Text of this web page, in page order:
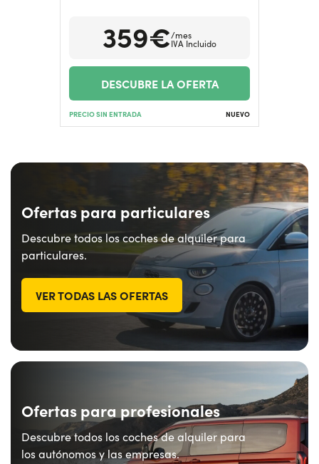
¿Necesitas ayuda?359€/mes
IVA Incluido
DESCUBRE LA OFERTA
PRECIO SIN ENTRADA NUEVO
Ofertas para particulares
Descubre todos los coches de alquiler para
particulares.
VER TODAS LAS OFERTAS
Ofertas para profesionales
Descubre todos los coches de alquiler para
los autónomos y las empresas.